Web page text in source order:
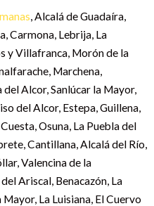
, Alcalá de Guadaíra,
Carmona, Lebrija, La
y Villafranca, Morón de la
Marchena,
Alcor, Sanlúcar la Mayor,
del Alcor, Estepa, Guillena,
Osuna, La Puebla del
Cantillana, Alcalá del Río,
Valencina de la
Ariscal, Benacazón, La
La Luisiana, El Cuervo